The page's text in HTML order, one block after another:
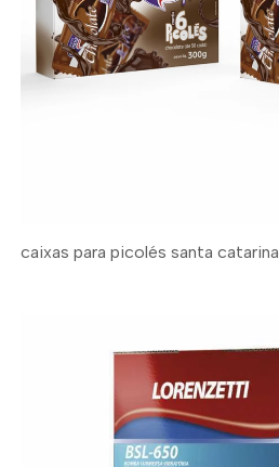
caixas para picolés santa catarina